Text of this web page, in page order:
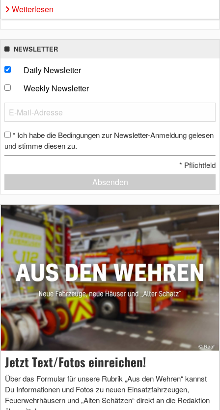
Weiterlesen
NEWSLETTER
Daily Newsletter
Weekly Newsletter
* Ich habe die Bedingungen zur Newsletter-Anmeldung gelesen
und stimme diesen zu.
* Pflichtfeld
Absenden
Jetzt Text/Fotos einreichen!
Über das Formular für unsere Rubrik „Aus den Wehren“ kannst
Du Informationen und Fotos zu neuen Einsatzfahrzeugen,
Feuerwehrhäusern und „Alten Schätzen“ direkt an die Redaktion